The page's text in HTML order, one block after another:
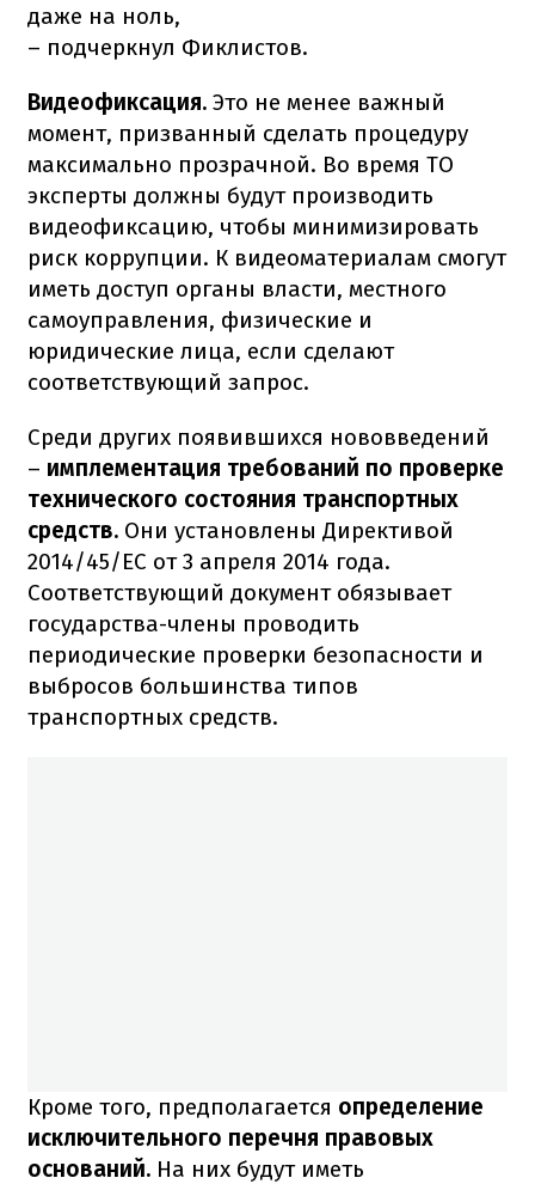
даже на ноль,
– подчеркнул Фиклистов.
Видеофиксация. Это не менее важный
момент, призванный сделать процедуру
максимально прозрачной. Во время ТО
эксперты должны будут производить
видеофиксацию, чтобы минимизировать
риск коррупции. К видеоматериалам смогут
иметь доступ органы власти, местного
самоуправления, физические и
юридические лица, если сделают
соответствующий запрос.
Среди других появившихся нововведений
– имплементация требований по проверке
технического состояния транспортных
средств. Они установлены Директивой
2014/45/ЕС от 3 апреля 2014 года.
Соответствующий документ обязывает
государства-члены проводить
периодические проверки безопасности и
выбросов большинства типов
транспортных средств.
Кроме того, предполагается определение
исключительного перечня правовых
оснований. На них будут иметь